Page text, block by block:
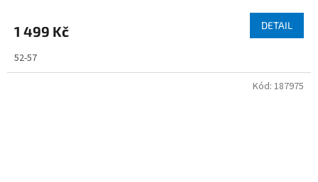
1 499 Kč DETAIL
52-57
Kód: 187975